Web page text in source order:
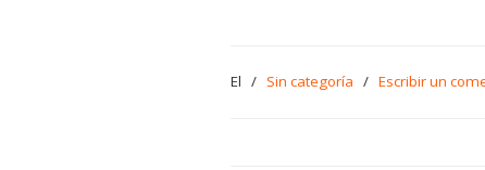
El / Sin categoría / Escribir un